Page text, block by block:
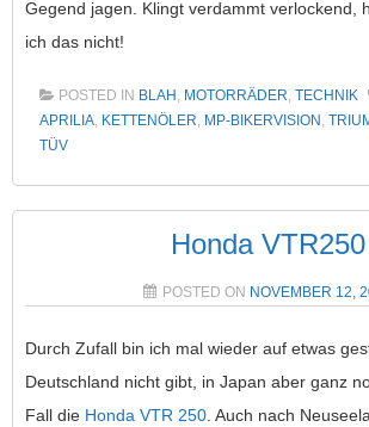
Gegend jagen. Klingt verdammt verlockend,
ich das nicht!
POSTED IN BLAH , MOTORRÄDER, TECHNIK
APRILIA, KETTENÖLER, MP-BIKERVISION ,
TÜV
Honda VTR250
POSTED ON NOVEMBER 12,
Durch Zufall bin ich mal wieder auf etwas
Deutschland nicht gibt, in Japan aber ganz
Fall die Honda VTR 250. Auch nach